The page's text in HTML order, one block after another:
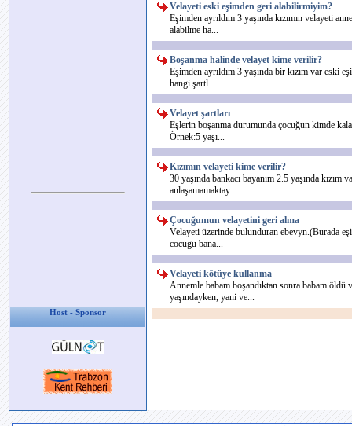
Host - Sponsor
Velayeti eski eşimden geri alabilirmiyim?
Eşimden ayrıldım 3 yaşında kızımın velayeti
alabilme ha...
Boşanma halinde velayet kime verilir?
Eşimden ayrıldım 3 yaşında bir kızım var eski
hangi şartl...
Velayet şartları
Eşlerin boşanma durumunda çocuğun kimde
Örnek:5 yaşı...
Kızımın velayeti kime verilir?
30 yaşında bankacı bayanım 2.5 yaşında
anlaşamamaktay...
Çocuğumun velayetini geri alma
Velayeti üzerinde bulunduran ebevyn.(Burada
cocugu bana...
Velayeti kötüye kullanma
Annemle babam boşandıktan sonra babam öldü
yaşındayken, yani ve...